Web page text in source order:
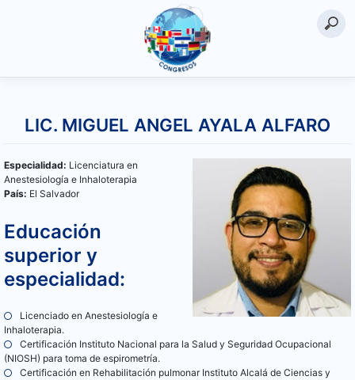
contenidoLIC. MIGUEL ANGEL AYALA ALFARO
Especialidad: Licenciatura en
Anestesiología e Inhaloterapia
País: El Salvador
Educación
superior y
especialidad:
Licenciado en Anestesiología e
Inhaloterapia.
Certificación Instituto Nacional para la Salud y Seguridad Ocupacional
(NIOSH) para toma de espirometría.
Certificación en Rehabilitación pulmonar Instituto Alcalá de Ciencias y